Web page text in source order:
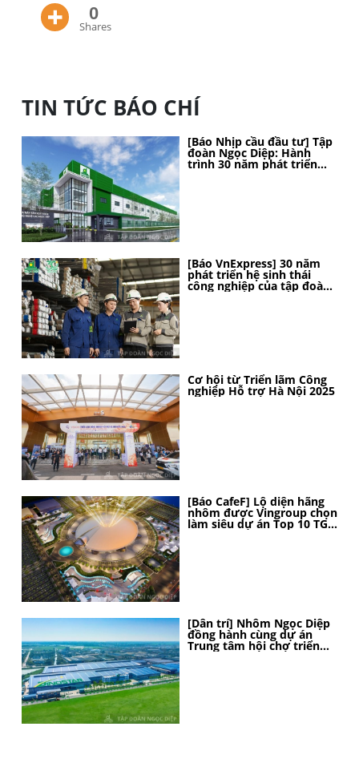
0
Shares
TIN TỨC BÁO CHÍ
[Báo Nhịp cầu đầu tư] Tập
đoàn Ngọc Diệp: Hành
trình 30 năm phát triển
bền vững, kiến tạo vị thế
[Báo VnExpress] 30 năm
phát triển hệ sinh thái
công nghiệp của tập đoàn
Ngọc Diệp
Cơ hội từ Triển lãm Công
nghiệp Hỗ trợ Hà Nội 2025
[Báo CafeF] Lộ diện hãng
nhôm được Vingroup chọn
làm siêu dự án Top 10 TG,
thi công thần tốc, 4 tháng
[Dân trí] Nhôm Ngọc Diệp
đồng hành cùng dự án
Trung tâm hội chợ triển
lãm Quốc gia